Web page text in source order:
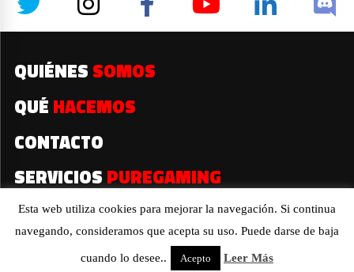
QUIÉNES SOMOS
QUÉ HACEMOS
CONTACTO
SERVICIOS PUREGAMING
2019© Todos los derechos reservados
Esta web utiliza cookies para mejorar la navegación. Si continua
navegando, consideramos que acepta su uso. Puede darse de baja
cuando lo desee.. Acepto Leer Más